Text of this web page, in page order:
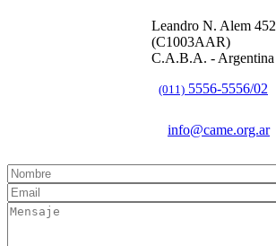
Leandro N. Alem 452
(C1003AAR)
C.A.B.A. - Argentina
(011) 5556-5556/02
info@came.org.ar